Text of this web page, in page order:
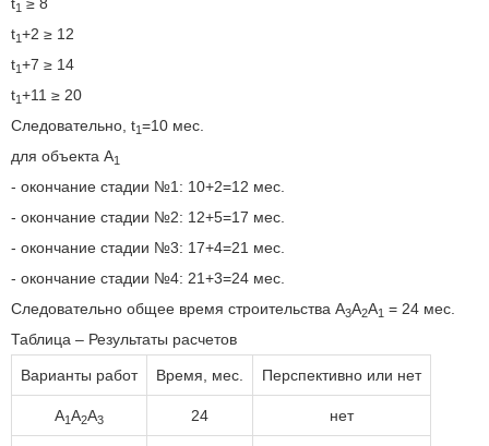
1
t1+2 ≥ 12
t1+7 ≥ 14
t1+11 ≥ 20
Следовательно, t1=10 мес.
для объекта A1
- окончание стадии №1: 10+2=12 мес.
- окончание стадии №2: 12+5=17 мес.
- окончание стадии №3: 17+4=21 мес.
- окончание стадии №4: 21+3=24 мес.
Следовательно общее время строительства A3A2A1 = 24 мес.
Таблица – Результаты расчетов
Варианты работ Время, мес. Перспективно или нет
A1A2A3 24 нет